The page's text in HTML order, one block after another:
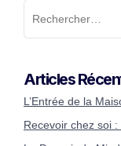
Articles
L’Entrée de la
Recevoir chez soi :